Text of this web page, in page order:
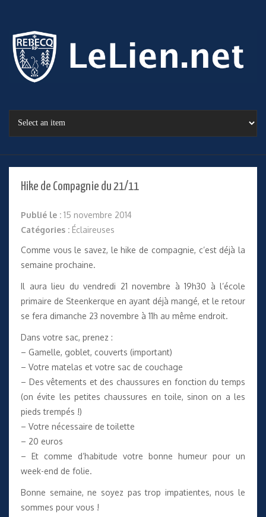
Hike de Compagnie du 21/11
Publié le : 15 novembre 2014
Catégories : Éclaireuses
Comme vous le savez, le hike de compagnie, c’est déjà la
semaine prochaine.
Il aura lieu du vendredi 21 novembre à 19h30 à l’école
primaire de Steenkerque en ayant déjà mangé, et le retour
se fera dimanche 23 novembre à 11h au même endroit.
Dans votre sac, prenez :
– Gamelle, goblet, couverts (important)
– Votre matelas et votre sac de couchage
– Des vêtements et des chaussures en fonction du temps
(on évite les petites chaussures en toile, sinon on a les
pieds trempés !)
– Votre nécessaire de toilette
– 20 euros
– Et comme d’habitude votre bonne humeur pour un
week-end de folie.
Bonne semaine, ne soyez pas trop impatientes, nous le
sommes pour vous !